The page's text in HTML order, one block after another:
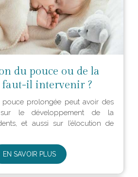
du pouce ou de la
faut-il intervenir ?
prolongée peut avoir des
sur le développement de la
et aussi sur l’élocution de
EN SAVOIR PLUS